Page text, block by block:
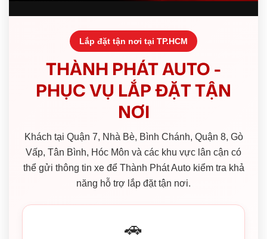
Lắp đặt tận nơi tại TP.HCM
THÀNH PHÁT AUTO -
PHỤC VỤ LẮP ĐẶT TẬN
NƠI
Khách tại Quận 7, Nhà Bè, Bình Chánh, Quận 8, Gò
Vấp, Tân Bình, Hóc Môn và các khu vực lân cận có
thể gửi thông tin xe để Thành Phát Auto kiểm tra khả
năng hỗ trợ lắp đặt tận nơi.
🚗